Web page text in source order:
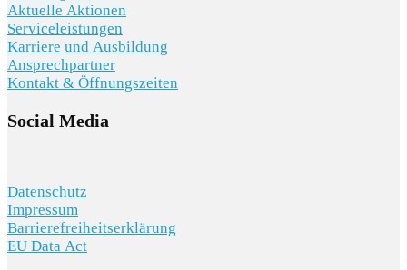
Aktuelle Aktionen
Serviceleistungen
Karriere und Ausbildung
Ansprechpartner
Kontakt & Öffnungszeiten
Social Media
Datenschutz
Impressum
Barrierefreiheitserklärung
EU Data Act